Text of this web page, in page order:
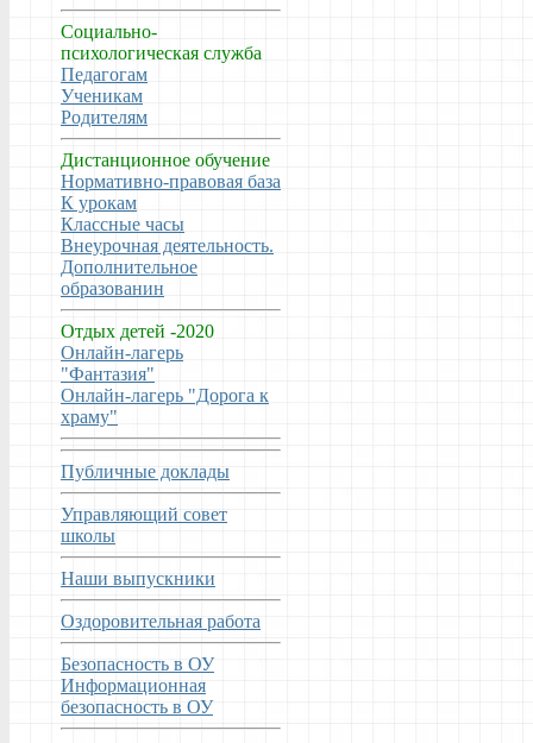
Социально-
психологическая служба
Педагогам
Ученикам
Родителям
Дистанционное обучение
Нормативно-правовая база
К урокам
Классные часы
Внеурочная деятельность.
Дополнительное
образованин
Отдых детей -2020
Онлайн-лагерь
"Фантазия"
Онлайн-лагерь "Дорога к
храму"
Публичные доклады
Управляющий совет
школы
Наши выпускники
Оздоровительная работа
Безопасность в ОУ
Информационная
безопасность в ОУ